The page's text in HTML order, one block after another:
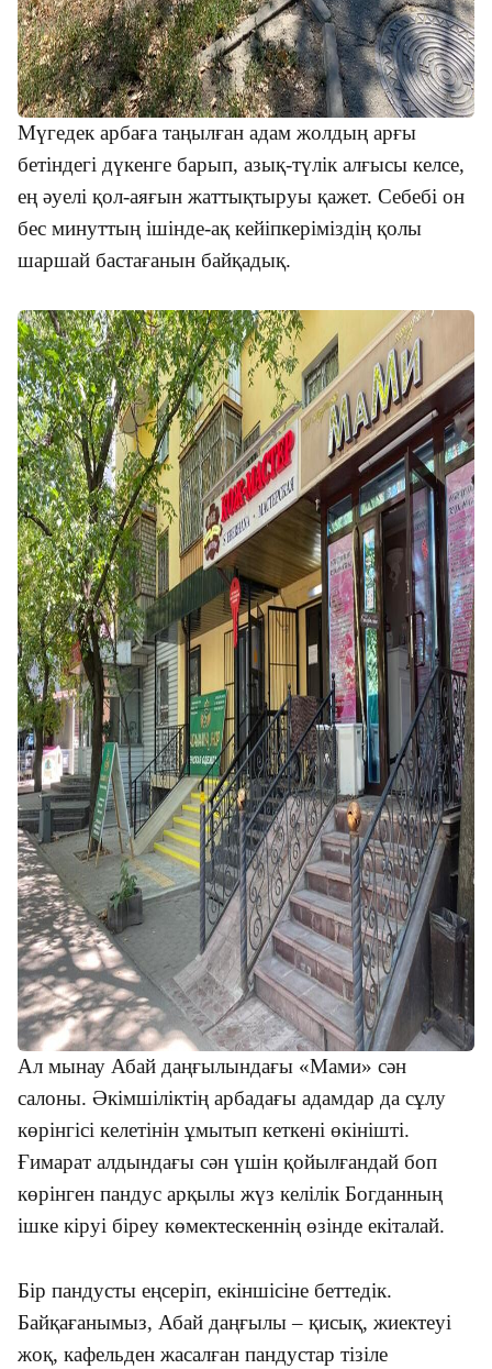
Мүгедек арбаға таңылған адам жолдың арғы
бетіндегі дүкенге барып, азық-түлік алғысы келсе,
ең әуелі қол-аяғын жаттықтыруы қажет. Себебі он
бес минуттың ішінде-ақ кейіпкеріміздің қолы
шаршай бастағанын байқадық.
Ал мынау Абай даңғылындағы «Мами» сән
салоны. Әкімшіліктің арбадағы адамдар да сұлу
көрінгісі келетінін ұмытып кеткені өкінішті.
Ғимарат алдындағы сән үшін қойылғандай боп
көрінген пандус арқылы жүз келілік Богданның
ішке кіруі біреу көмектескеннің өзінде екіталай.
Бір пандусты еңсеріп, екіншісіне беттедік.
Байқағанымыз, Абай даңғылы – қисық, жиектеуі
жоқ, кафельден жасалған пандустар тізіле